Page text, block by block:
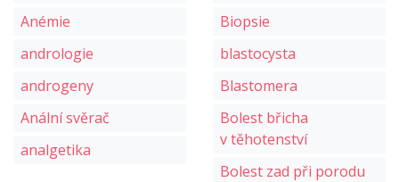
Anémie
andrologie
androgeny
Anální svěrač
analgetika
Biopsie
blastocysta
Blastomera
Bolest břicha
v těhotenství
Bolest zad při porodu